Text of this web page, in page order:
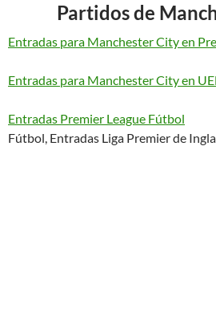
Partidos de
Entradas para Manchester City en
Entradas para Manchester City en
Entradas Premier League Fútbol
Fútbol, Entradas Liga Premier de